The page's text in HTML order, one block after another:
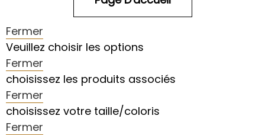
Fermer
Veuillez choisir les options
Fermer
choisissez les produits associés
Fermer
choisissez votre taille/coloris
Fermer